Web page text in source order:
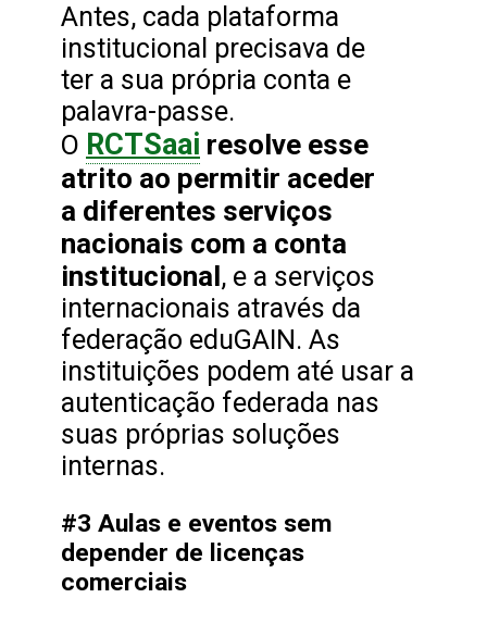
Antes, cada plataforma
institucional precisava de
ter a sua própria conta e
palavra-passe.
O RCTSaai resolve esse
atrito ao permitir aceder
a diferentes serviços
nacionais com a conta
institucional, e a serviços
internacionais através da
federação eduGAIN. As
instituições podem até usar a
autenticação federada nas
suas próprias soluções
internas.
#3 Aulas e eventos sem
depender de licenças
comerciais